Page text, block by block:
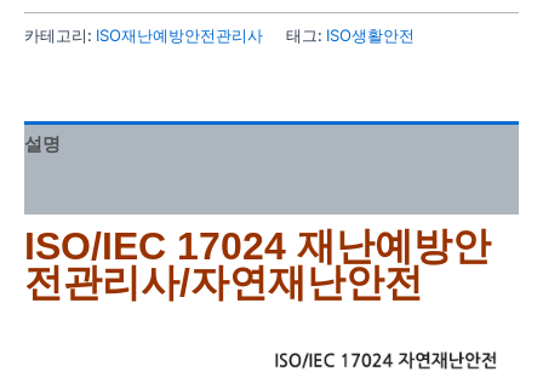
카테고리: ISO재난예방안전관리사 태그: ISO생활안전
설명
ISO/IEC 17024 재난예방안
전관리사/자연재난안전